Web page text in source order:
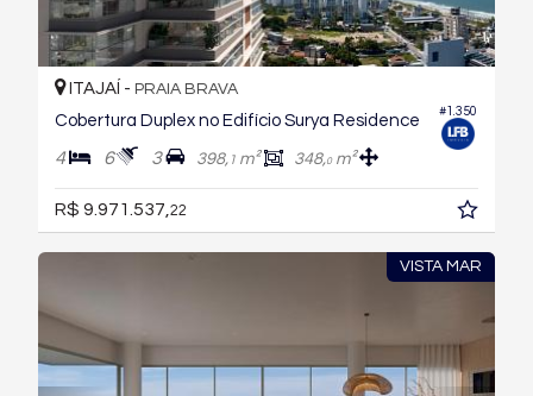
#1.350
ITAJAÍ - PRAIA BRAVA
Cobertura Duplex no Edifício Surya Residence
4 6 3 398, 1 m² 348,0m²
R$ 9.971.537, 22
VISTA MAR